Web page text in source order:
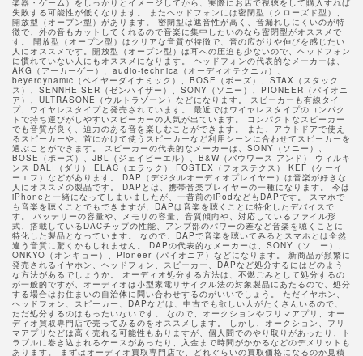
楽器・ゲーム）をしっかりとイメージしてから、実際にお店で視聴をして購入すれば
失敗する可能性が低くなります。 またヘッドフォンには密閉型（クローズド型）、
開放型（オープン型）があります。 密閉型は遮音性が高く、音漏れしにくいのが特
徴で、外の音もカットしてくれるので音楽に集中したいのなら密閉型がオススメで
す。 開放型（オープン型）はクリアな音質が特徴で、音の広がりや伸びを感じたい
人にオススメです。開放型（オープン型）は耳への圧迫も少ないので、ヘッドフォン
に慣れていない人にもオススメになります。 ヘッドフォンの代表的なメーカーは、
AKG（アーカーゲー）、audio-technica（オーディオテクニカ）、
beyerdynamic（ベイヤーダイナミック）、BOSE（ボーズ）、STAX（スタック
ス）、SENNHEISER（ゼンハイザー）、SONY（ソニー）、PIONEER（パイオニ
ア）、ULTRASONE（ウルトラゾーン）などになります。 スピーカーも有線タイ
プ、ワイヤレスタイプと発売されています。 最近ではワイヤレスタイプのコンパク
トで持ち運びがしやすいスピーカーの人気が出ています。 コンパクトなスピーカー
でも音質が良く、迫力のある音を楽しむことができます。 また、アウトドアで使え
るスピーカーや、首にかけて使うスピーカーなど利用シーンに合わせてスピーカーを
選ぶことができます。 スピーカーの代表的なメーカーは、SONY（ソニー）、
BOSE（ボーズ）、JBL（ジェイビーエル）、B&W（バウワース アンド） ウィルキ
ンス DALI（ダリ） ELAC（エラック） FOSTEX（フォステクス） KEF（ケーイ
ーエフ）などがあります。 DAP（デジタルオーディオプレイヤー）は音楽が好きな
人にオススメの製品です。 DAPとは、携帯音楽プレイヤーの一種になります。 今は
iPhoneと一緒になってしまいましたが、一昔前のiPodなどもDAPです。 スマホで
も音楽を聴くことでもできますが、DAPは音楽を聴くことに特化したデバイスで
す。 バッテリーの容量や、メモリの容量、音質傾向や、対応しているファイル形
式、搭載しているDACチップの性能、アンプ部のパワーの差など音楽を聴くことに
特化した製品となっています。 なので、DAPで音楽を聴いてみるとスマホとは全然
違う音質に驚くかもしれません。 DAPの代表的なメーカーは、SONY（ソニー）、
ONKYO（オンキョー）、Pioneer（パイオニア）などになります。 新商品が頻繁に
発売されるイヤホン、ヘッドフォン、スピーカー、DAPなど処分するにはどのよう
な方法があるでしょうか。 オーディオ処分する方法は、不燃ごみとして処分するの
が一般的ですが、オーディオは小型家電リサイクル法の対象製品にあたるので、処分
する場合はお住まいの自治体に問い合わせするのがいいでしょう。 ただイヤホン、
ヘッドフォン、スピーカー、DAPなどは、中古でも欲しい人がたくさんいるので、
ただ処分するのはもったいないです。 なので、オークションやフリマアプリ、オー
ディオ買取専門店で売ってみるのをオススメします。 しかし、オークション、フリ
マアプリなどは高く売れる可能性もありますが、個人間でのやり取りがあったり、ト
ラブルに巻き込まれるケースがあったり、入金まで時間がかかるなどのデメリットも
あります。 まずはオーディオ買取専門店で、どれぐらいの買取価格になるのか見積